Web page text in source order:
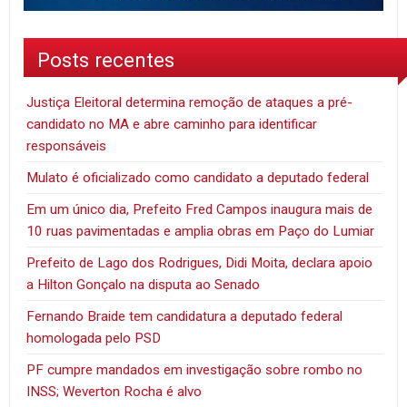
Posts recentes
Justiça Eleitoral determina remoção de ataques a pré-
candidato no MA e abre caminho para identificar
responsáveis
Mulato é oficializado como candidato a deputado federal
Em um único dia, Prefeito Fred Campos inaugura mais de
10 ruas pavimentadas e amplia obras em Paço do Lumiar
Prefeito de Lago dos Rodrigues, Didi Moita, declara apoio
a Hilton Gonçalo na disputa ao Senado
Fernando Braide tem candidatura a deputado federal
homologada pelo PSD
PF cumpre mandados em investigação sobre rombo no
INSS; Weverton Rocha é alvo